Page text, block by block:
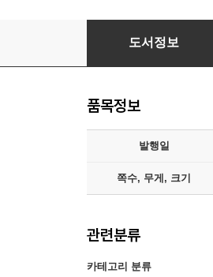
인생 처음으로 세계사
도서정보
품목정보
발행일
쪽수, 무게, 크기
관련분류
카테고리 분류